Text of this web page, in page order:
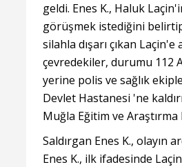
geldi. Enes K., Haluk
görüşmek istediğini belirtip
silahla dışarı çıkan
çevredekiler, durumu 112
yerine polis ve sağlık
Devlet Hastanesi 'ne
Muğla Eğitim ve
Saldırgan Enes K., olayın
Enes K., ilk ifadesinde